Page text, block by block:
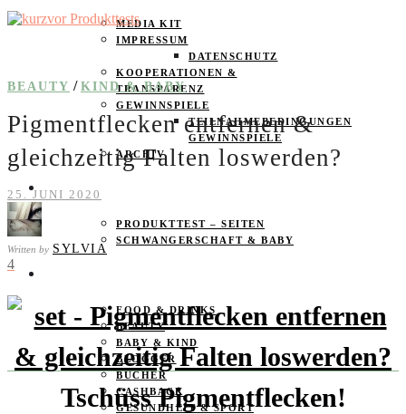
MEDIA KIT
IMPRESSUM
DATENSCHUTZ
KOOPERATIONEN &
TRANSPARENZ
GEWINNSPIELE
TEILNAHMEBEDINGUNGEN
GEWINNSPIELE
ARCHIV
SPAREN
PRODUKTTEST – SEITEN
SCHWANGERSCHAFT & BABY
FOOD & DRINKS
BEAUTY
BABY & KIND
BLOGGER
BÜCHER
CASHBACK
GESUNDHEIT & SPORT
BEAUTY / KIND & BABY
Pigmentflecken entfernen &
gleichzeitig Falten loswerden?
25. JUNI 2020
Written by SYLVIA
4
Tschüss Pigmentflecken!